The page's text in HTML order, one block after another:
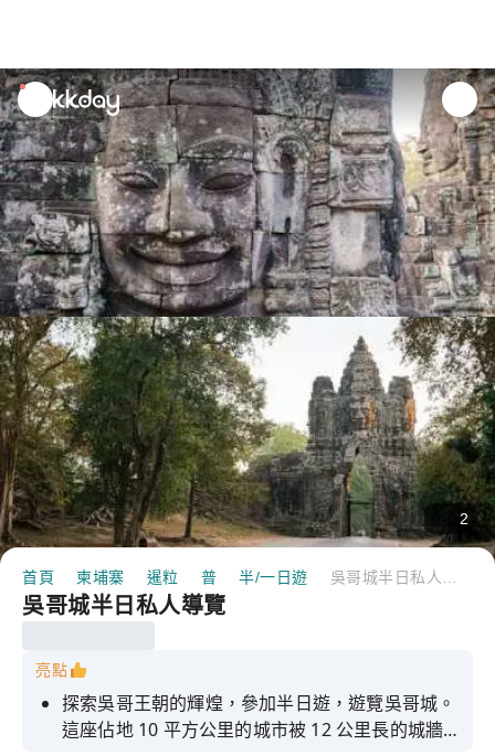
unread
notifications
2
首頁 柬埔寨 暹粒 普 半/一日遊
吳哥城半日私人導覽
亮點
探索吳哥王朝的輝煌，參加半日遊，遊覽吳哥城。
這座佔地 10 平方公里的城市被 12 公里長的城牆